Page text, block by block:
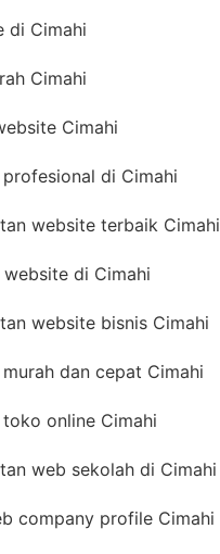
di Cimahi
Cimahi
Cimahi
di Cimahi
website terbaik Cimahi
di Cimahi
website bisnis Cimahi
dan cepat Cimahi
online Cimahi
web sekolah di Cimahi
company profile Cimahi